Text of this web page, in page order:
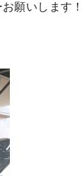
願いします！